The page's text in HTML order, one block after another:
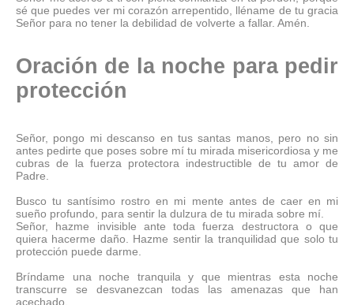
sé que puedes ver mi corazón arrepentido, lléname de tu gracia
Señor para no tener la debilidad de volverte a fallar. Amén.
Oración de la noche para pedir
protección
Señor, pongo mi descanso en tus santas manos, pero no sin
antes pedirte que poses sobre mí tu mirada misericordiosa y me
cubras de la fuerza protectora indestructible de tu amor de
Padre.
Busco tu santísimo rostro en mi mente antes de caer en mi
sueño profundo, para sentir la dulzura de tu mirada sobre mí.
Señor, hazme invisible ante toda fuerza destructora o que
quiera hacerme daño. Hazme sentir la tranquilidad que solo tu
protección puede darme.
Bríndame una noche tranquila y que mientras esta noche
transcurre se desvanezcan todas las amenazas que han
acechado.